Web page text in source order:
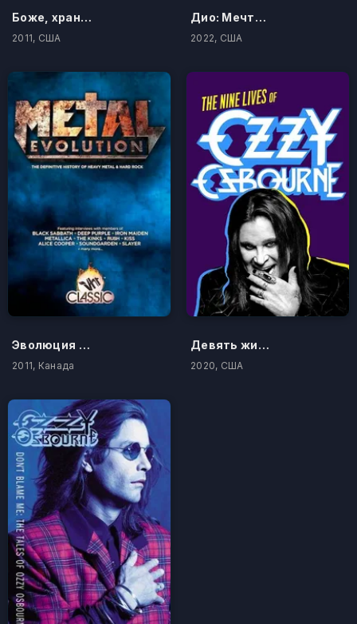
Боже, храни Оззи Осборна
2011, США
Дио: Мечтатели никогда не умирают
2022, США
Эволюция метала
2011, Канада
Девять жизней Оззи Осборна
2020, США